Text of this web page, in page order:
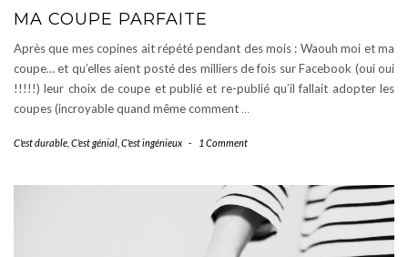
MA COUPE PARFAITE
Après que mes copines ait répété pendant des mois : Waouh moi et ma
coupe… et qu’elles aient posté des milliers de fois sur Facebook (oui oui
!!!!!) leur choix de coupe et publié et re-publié qu’il fallait adopter les
coupes (incroyable quand même comment …
C'est durable C'est génial C'est ingénieux - 1 Comment